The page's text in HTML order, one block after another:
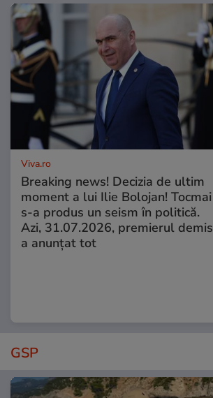
Viva.ro
Breaking news! Decizia de ultim
moment a lui Ilie Bolojan! Tocmai
s-a produs un seism în politică.
Azi, 31.07.2026, premierul demis
a anunțat tot
GSP